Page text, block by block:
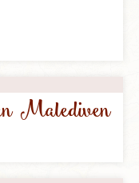
Malediven